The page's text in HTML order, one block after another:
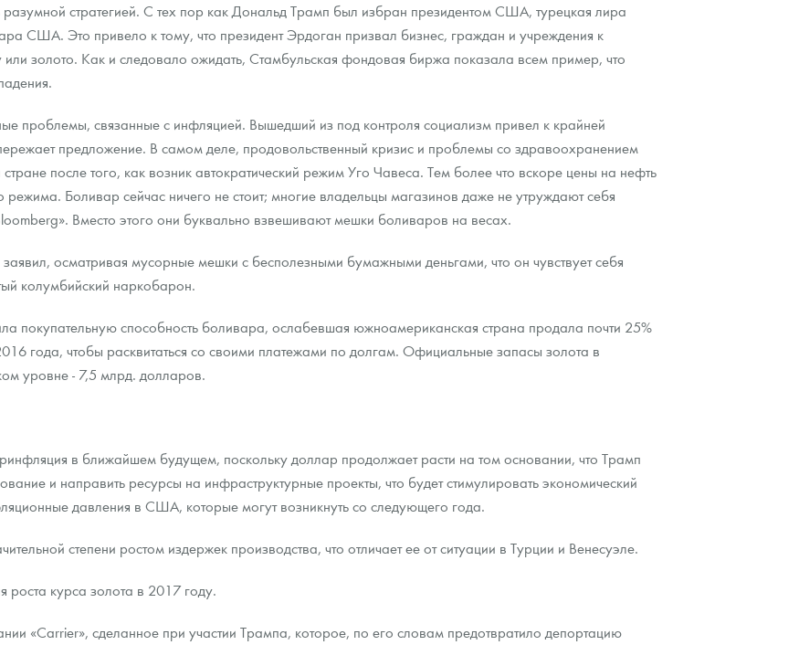
на 2026 год
стратегией. С тех пор как Дональд Трамп был избран президентом США, турецкая лира
США. Это привело к тому, что президент Эрдоган призвал бизнес, граждан и учреждения к
золото. Как и следовало ожидать, Стамбульская фондовая биржа показала всем пример, что
проблемы, связанные с инфляцией. Вышедший из под контроля социализм привел к крайней
предложение. В самом деле, продовольственный кризис и проблемы со здравоохранением
после того, как возник автократический режим Уго Чавеса. Тем более что вскоре цены на нефть
режима. Боливар сейчас ничего не стоит; многие владельцы магазинов даже не утруждают себя
Вместо этого они буквально взвешивают мешки боливаров на весах.
осматривая мусорные мешки с бесполезными бумажными деньгами, что он чувствует себя
колумбийский наркобарон.
покупательную способность боливара, ослабевшая южноамериканская страна продала почти 25%
года, чтобы расквитаться со своими платежами по долгам. Официальные запасы золота в
уровне - 7,5 млрд. долларов.
в ближайшем будущем, поскольку доллар продолжает расти на том основании, что Трамп
и направить ресурсы на инфраструктурные проекты, что будет стимулировать экономический
давления в США, которые могут возникнуть со следующего года.
степени ростом издержек производства, что отличает ее от ситуации в Турции и Венесуэле.
курса золота в 2017 году.
«Carrier», сделанное при участии Трампа, которое, по его словам предотвратило депортацию